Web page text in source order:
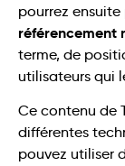
pourrez ensuite
référencement
terme, de
utilisateurs qui
Ce contenu de
différentes
pouvez utiliser